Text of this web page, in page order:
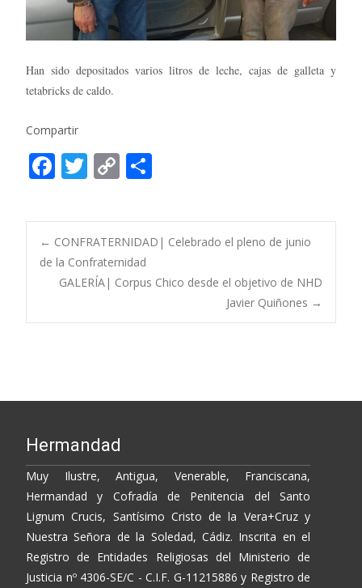
Han sido depositados varios litros de leche, cajas de galleta y
tetabricks de caldo.
Compartir
F
e
b
o
o
k
T
itt
er
C
p
y
Li
n
k
m
p
ar
ti
r
Post
navigation
← CONFRATERNIDAD| Celebrado el pleno de junio
de la Confraternidad
GALERÍA| Corpus Chico desde el objetivo de NHD
Javier Quiñones →
Hermandad
Muy Ilustre, Antigua, Venerable, Franciscana,
Hermandad y Cofradía de Penitencia del Santo
Lignum Crucis, Santísimo Cristo de la Vera+Cruz y
Nuestra Señora de la Soledad, Cádiz. Inscrita en el
Registro de Entidades Religiosas del Ministerio de
Justicia nº 4306-SE/C - C.I.F. G-11215886 y Registro de